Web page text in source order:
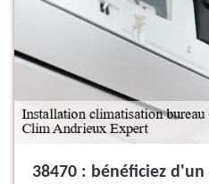
38470 : bénéficiez